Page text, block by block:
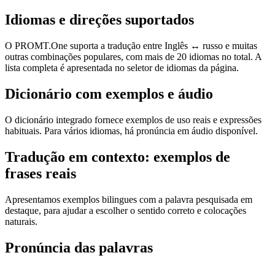
Idiomas e direções suportados
O PROMT.One suporta a tradução entre Inglês ↔ russo e muitas
outras combinações populares, com mais de 20 idiomas no total. A
lista completa é apresentada no seletor de idiomas da página.
Dicionário com exemplos e áudio
O dicionário integrado fornece exemplos de uso reais e expressões
habituais. Para vários idiomas, há pronúncia em áudio disponível.
Tradução em contexto: exemplos de
frases reais
Apresentamos exemplos bilingues com a palavra pesquisada em
destaque, para ajudar a escolher o sentido correto e colocações
naturais.
Pronúncia das palavras